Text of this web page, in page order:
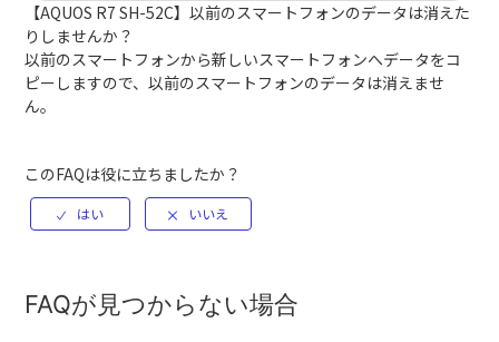
【AQUOS R7 SH-52C】以前のスマートフォンのデータは消えた
りしませんか？
以前のスマートフォンから新しいスマートフォンへデータをコ
ピーしますので、以前のスマートフォンのデータは消えませ
ん。
このFAQは役に立ちましたか？
FAQが見つからない場合